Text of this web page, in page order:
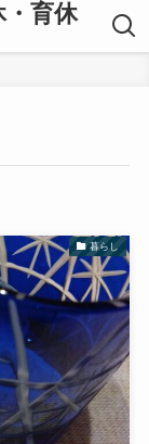
育休
暮らし